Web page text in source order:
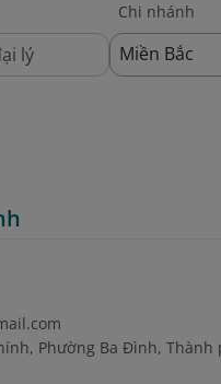
Chi nhánh
Miền Bắc
Phường Ba Đình, Thành